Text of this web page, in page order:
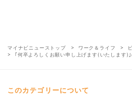
マイナビニューストップ ワーク＆ライフ
｢何卒よろしくお願い申し上げます(いたします)
このカテゴリーについて